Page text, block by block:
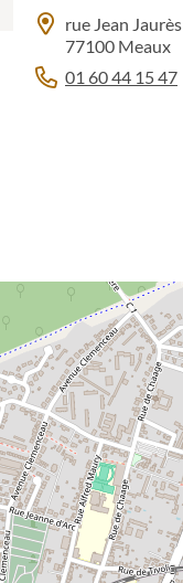
rue Jean Jaurès
77100 Meaux
01 60 44 15 47